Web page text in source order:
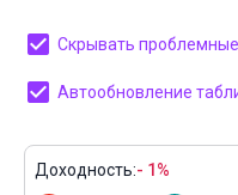
Скрывать
Автообновление
Доходность:- 1%